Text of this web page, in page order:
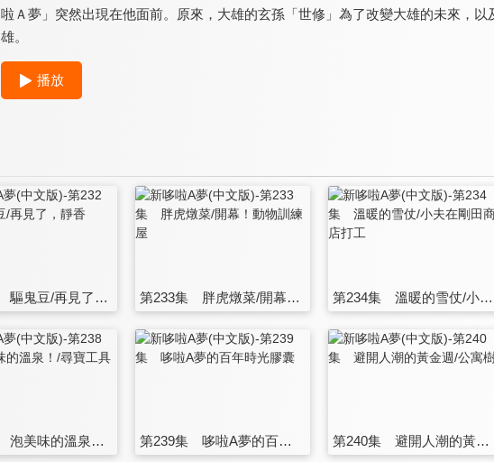
啦Ａ夢」突然出現在他面前。原來，大雄的玄孫「世修」為了改變大雄的未來，
雄。
播放
第232集 驅鬼豆/再見了，靜香 第233集 胖虎燉菜/開幕！動物訓練屋 第234集 溫暖的雪仗/小夫在剛田商店打工
第238集 泡美味的溫泉！/尋寶工具組 第239集 哆啦A夢的百年時光膠囊 第240集 避開人潮的黃金週/公寓樹